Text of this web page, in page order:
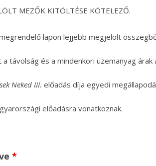
MEZŐK KITÖLTÉSE KÖTELEZŐ.
lapon lejjebb megjelölt
távolság és a mindenkori üzemanyag árak
Neked III. előadás díja egyedi
előadásra vonatkoznak.
*